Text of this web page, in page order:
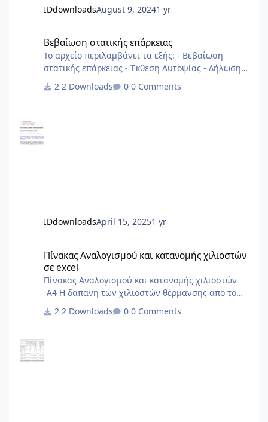
IDdownloadsAugust 9, 20241 yr
Βεβαίωση στατικής επάρκειας
Το αρχείο περιλαμβάνει τα εξής: - Βεβαίωση
στατικής επάρκειας - Έκθεση Αυτοψίας - Δήλωση
2 Downloads 0 Comments
IDdownloadsApril 15, 20251 yr
Πίνακας Αναλογισμού και κατανομής χιλιοστών
σε excel
Πίνακας Αναλογισμού και κατανομής χιλιοστών
-Α4 Η δαπάνη των χιλιοστών θέρμανσης από το
ΠΔ'85 και μετά δεν γίνεται με σταθερά χιλιοστά
αλλά με δύο συντελεστές, έναν για την χρέωση με
2 Downloads 0 Comments